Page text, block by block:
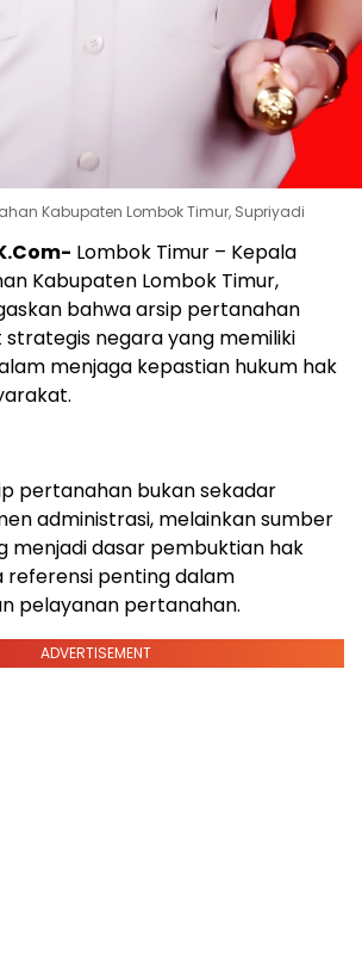
Kabupaten Lombok Timur, Supriyadi
Lombok Timur – Kepala
Kabupaten Lombok Timur,
bahwa arsip pertanahan
negara yang memiliki
menjaga kepastian hukum hak
pertanahan bukan sekadar
administrasi, melainkan sumber
menjadi dasar pembuktian hak
penting dalam
pelayanan pertanahan.
ADVERTISEMENT